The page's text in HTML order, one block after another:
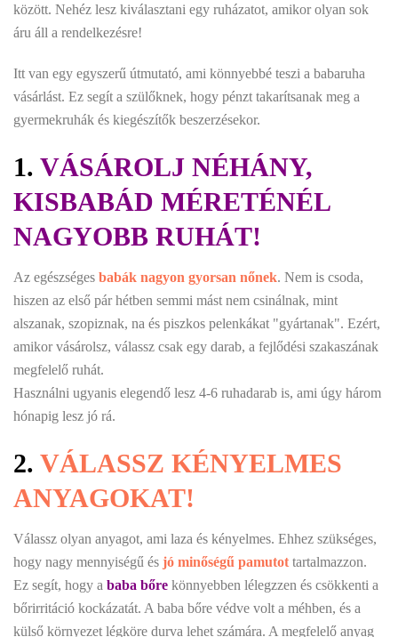
között. Nehéz lesz kiválasztani egy ruházatot, amikor olyan sok
áru áll a rendelkezésre!
Itt van egy egyszerű útmutató, ami könnyebbé teszi a babaruha
vásárlást. Ez segít a szülőknek, hogy pénzt takarítsanak meg a
gyermekruhák és kiegészítők beszerzésekor.
1. VÁSÁROLJ NÉHÁNY,
KISBABÁD MÉRETÉNÉL
NAGYOBB RUHÁT!
Az egészséges babák nagyon gyorsan nőnek. Nem is csoda,
hiszen az első pár hétben semmi mást nem csinálnak, mint
alszanak, szopiznak, na és piszkos pelenkákat "gyártanak". Ezért,
amikor vásárolsz, válassz csak egy darab, a fejlődési szakaszának
megfelelő ruhát.
Használni ugyanis elegendő lesz 4-6 ruhadarab is, ami úgy három
hónapig lesz jó rá.
2. VÁLASSZ KÉNYELMES
ANYAGOKAT!
Válassz olyan anyagot, ami laza és kényelmes. Ehhez szükséges,
hogy nagy mennyiségű és jó minőségű pamutot tartalmazzon.
Ez segít, hogy a baba bőre könnyebben lélegzzen és csökkenti a
bőrirritáció kockázatát. A baba bőre védve volt a méhben, és a
külső környezet légköre durva lehet számára. A megfelelő anyag